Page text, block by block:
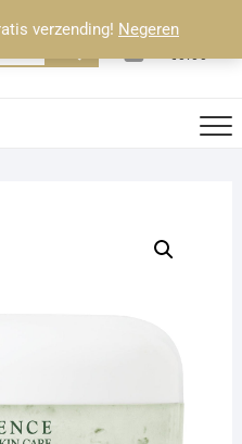
verzending! Negeren
naar:
0
Totaal
€0.00